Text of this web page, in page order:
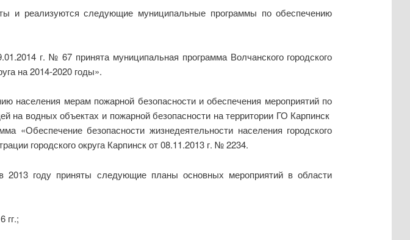
и реализуются следующие муниципальные программы по обеспечению
г. № 67 принята муниципальная программа Волчанского городского
на 2014-2020 годы».
населения мерам пожарной безопасности и обеспечения мероприятий по
на водных объектах и пожарной безопасности на территории ГО Карпинск
«Обеспечение безопасности жизнедеятельности населения городского
городского округа Карпинск от 08.11.2013 г. № 2234.
2013 году приняты следующие планы основных мероприятий в области
гг.;